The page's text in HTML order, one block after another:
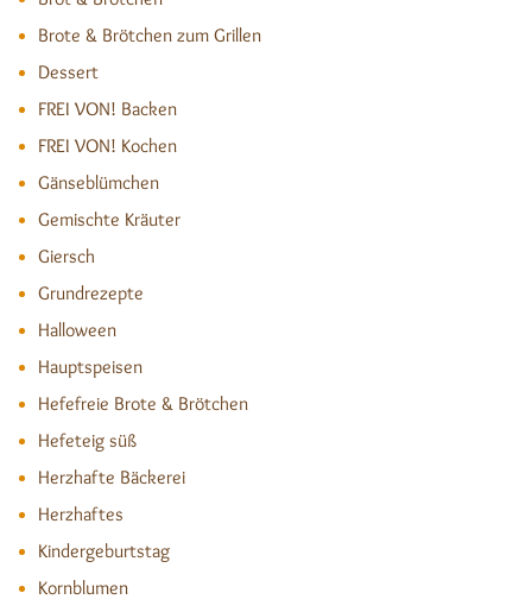
Brote & Brötchen zum Grillen
Dessert
FREI VON! Backen
FREI VON! Kochen
Gänseblümchen
Gemischte Kräuter
Giersch
Grundrezepte
Halloween
Hauptspeisen
Hefefreie Brote & Brötchen
Hefeteig süß
Herzhafte Bäckerei
Herzhaftes
Kindergeburtstag
Kornblumen